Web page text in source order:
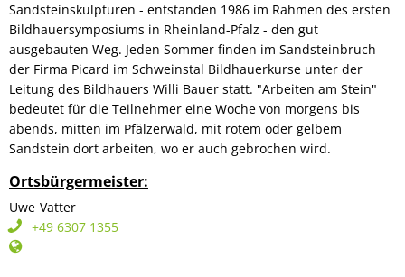
Sandsteinskulpturen - entstanden 1986 im Rahmen des ersten
Bildhauersymposiums in Rheinland-Pfalz - den gut
ausgebauten Weg. Jeden Sommer finden im Sandsteinbruch
der Firma Picard im Schweinstal Bildhauerkurse unter der
Leitung des Bildhauers Willi Bauer statt. "Arbeiten am Stein"
bedeutet für die Teilnehmer eine Woche von morgens bis
abends, mitten im Pfälzerwald, mit rotem oder gelbem
Sandstein dort arbeiten, wo er auch gebrochen wird.
Ortsbürgermeister:
Uwe Vatter
+49 6307 1355